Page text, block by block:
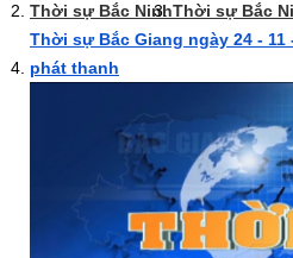
Thời sự Bắc NinhThời sự Bắc
Thời sự Bắc Giang ngày 24 -
phát thanh